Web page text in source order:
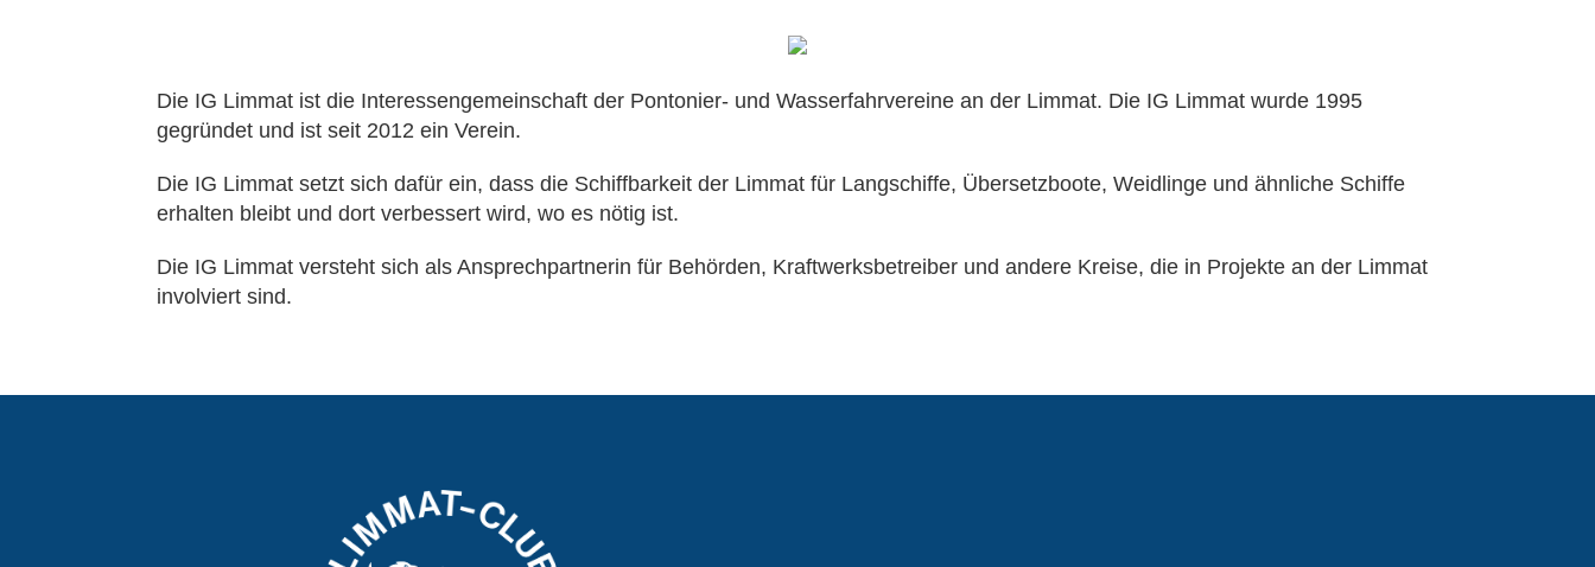
Die IG Limmat ist die Interessengemeinschaft der Pontonier- und Wasserfahrvereine an der Limmat. Die IG Limmat wurde 1995
gegründet und ist seit 2012 ein Verein.
Die IG Limmat setzt sich dafür ein, dass die Schiffbarkeit der Limmat für Langschiffe, Übersetzboote, Weidlinge und ähnliche Schiffe
erhalten bleibt und dort verbessert wird, wo es nötig ist.
Die IG Limmat versteht sich als Ansprechpartnerin für Behörden, Kraftwerksbetreiber und andere Kreise, die in Projekte an der Limmat
involviert sind.